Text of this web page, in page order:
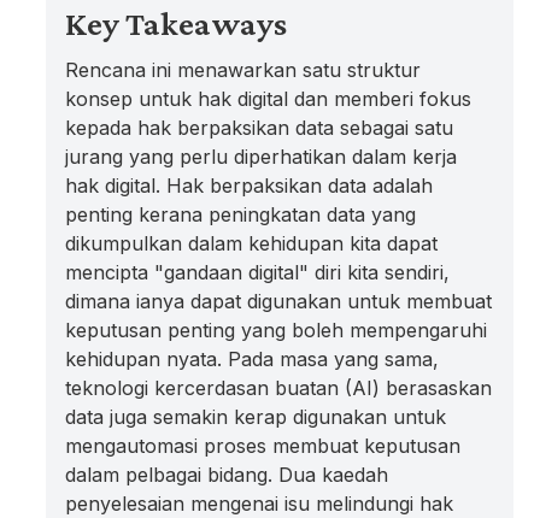
Key Takeaways
Rencana ini menawarkan satu struktur
konsep untuk hak digital dan memberi fokus
kepada hak berpaksikan data sebagai satu
jurang yang perlu diperhatikan dalam kerja
hak digital. Hak berpaksikan data adalah
penting kerana peningkatan data yang
dikumpulkan dalam kehidupan kita dapat
mencipta "gandaan digital" diri kita sendiri,
dimana ianya dapat digunakan untuk membuat
keputusan penting yang boleh mempengaruhi
kehidupan nyata. Pada masa yang sama,
teknologi kercerdasan buatan (AI) berasaskan
data juga semakin kerap digunakan untuk
mengautomasi proses membuat keputusan
dalam pelbagai bidang. Dua kaedah
penyelesaian mengenai isu melindungi hak